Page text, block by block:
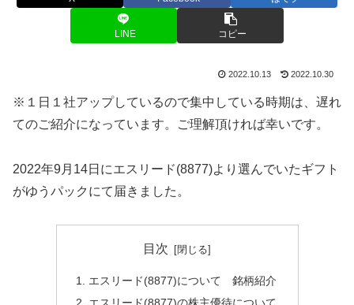
LINE コピー
2022.10.13 2022.10.30
※１日１社アップしているので集中している時期は、遅れ
てのご紹介になっています。ご理解頂ければ幸いです。
2022年9月14日にエスリード(8877)より選んでいたギフト
がゆうパックにて届きました。
目次
エスリード(8877)について 銘柄紹介
エスリード(8877)の株主優待について